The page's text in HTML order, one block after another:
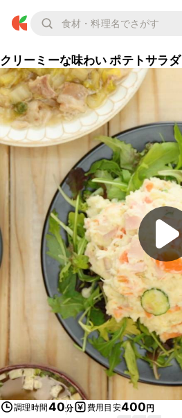
クリーミーな味わい ポテトサラダ
調理時間40分 費用目安400円